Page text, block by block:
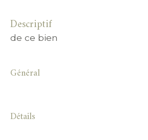
descriptif
de ce bien
Général
Détails